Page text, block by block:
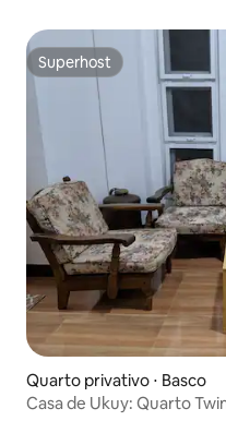
Superhost
Superhost
Quarto privativo ⋅ Basco
Casa de Ukuy: Quarto